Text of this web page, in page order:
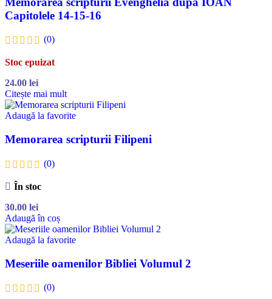
Capitolele 14-15-16
(0)
Stoc epuizat
24.00 lei
Citește mai mult
Adaugă la favorite
Memorarea scripturii Filipeni
(0)
În stoc
30.00 lei
Adaugă în coș
Adaugă la favorite
Meseriile oamenilor Bibliei Volumul 2
(0)